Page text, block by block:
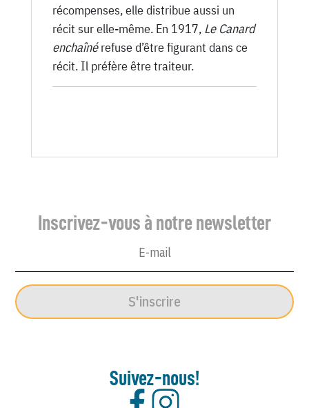
récompenses, elle distribue aussi un
récit sur elle-même. En 1917, Le Canard
enchaînérefuse d’être figurant dans ce
récit. Il préfère être traiteur.
Inscrivez-vous à notre newsletter
S'inscrire
Suivez-nous!